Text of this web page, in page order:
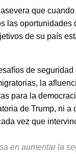
que
las oportunidades
de su país
de
la
para la
de Trump, ni
vez que
en aumentar la